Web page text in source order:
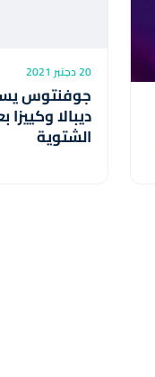
20 دجنبر 2021
جوفنتوس
ديبالا
الشتوية